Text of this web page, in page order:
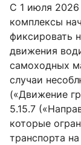
С 1 июля 2026
комплексы
фиксировать
движения
самоходных
случаи
(«Движение
5.15.7
которые
транспорта